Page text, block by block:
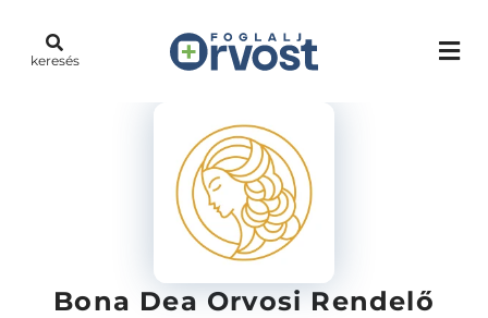
keresés
Bona Dea Orvosi Rendelő